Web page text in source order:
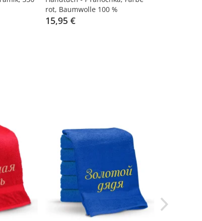
rot, Baumwolle 100 %
15,95 €